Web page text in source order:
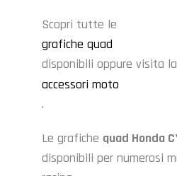
Scopri tutte le
grafiche quad
disponibili oppure visita
accessori moto
.
Le grafiche quad Honda
disponibili per numerosi